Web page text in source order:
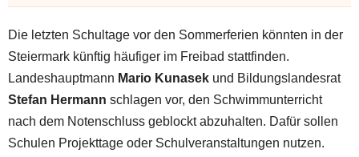
Die letzten Schultage vor den Sommerferien könnten in der
Steiermark künftig häufiger im Freibad stattfinden.
Landeshauptmann Mario Kunasek und Bildungslandesrat
Stefan Hermann schlagen vor, den Schwimmunterricht
nach dem Notenschluss geblockt abzuhalten. Dafür sollen
Schulen Projekttage oder Schulveranstaltungen nutzen.